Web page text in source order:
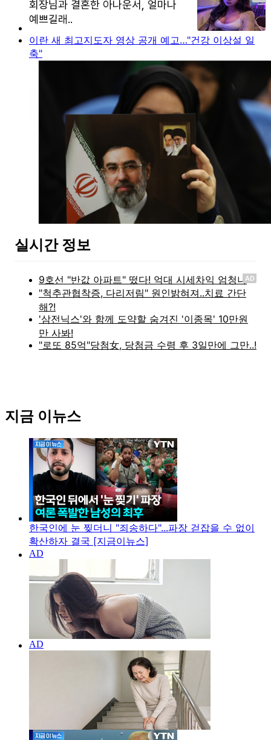
이란 새 최고지도자 영상 공개 예고…"건강 이상설 일
축"
실시간 정보
AD
지금 이뉴스
한국인에 눈 찢더니 "죄송하다"...파장 걷잡을 수 없이
확산하자 결국 [지금이뉴스]